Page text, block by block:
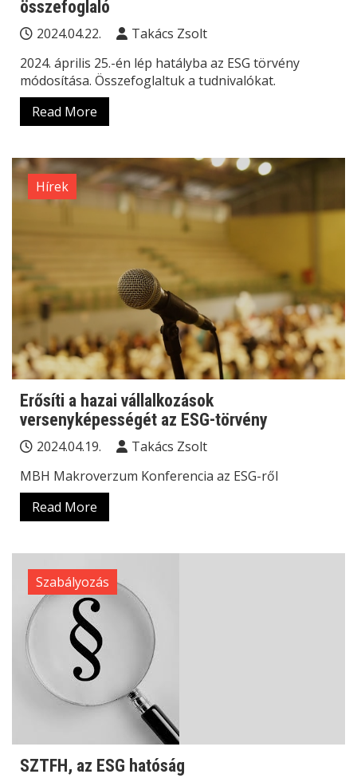
összefoglaló
2024.04.22.
Takács Zsolt
2024. április 25.-én lép hatályba az ESG törvény
módosítása. Összefoglaltuk a tudnivalókat.
Read More
Hírek
Erősíti a hazai vállalkozások
versenyképességét az ESG-törvény
2024.04.19.
Takács Zsolt
MBH Makroverzum Konferencia az ESG-ről
Read More
Szabályozás
SZTFH, az ESG hatóság